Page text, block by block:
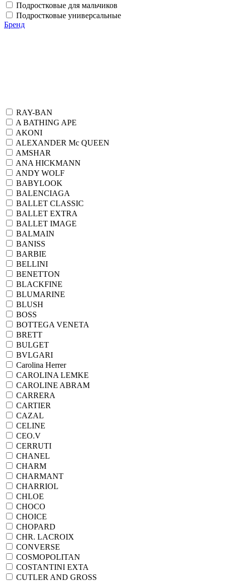
Подростковые для мальчиков
Подростковые универсальные
Бренд
RAY-BAN
A BATHING APE
AKONI
ALEXANDER Mc QUEEN
AMSHAR
ANA HICKMANN
ANDY WOLF
BABYLOOK
BALENCIAGA
BALLET CLASSIC
BALLET EXTRA
BALLET IMAGE
BALMAIN
BANISS
BARBIE
BELLINI
BENETTON
BLACKFINE
BLUMARINE
BLUSH
BOSS
BOTTEGA VENETA
BRETT
BULGET
BVLGARI
Carolina Herrer
CAROLINA LEMKE
CAROLINE ABRAM
CARRERA
CARTIER
CAZAL
CELINE
CEO.V
CERRUTI
CHANEL
CHARM
CHARMANT
CHARRIOL
CHLOE
CHOCO
CHOICE
CHOPARD
CHR. LACROIX
CONVERSE
COSMOPOLITAN
COSTANTINI EXTA
CUTLER AND GROSS